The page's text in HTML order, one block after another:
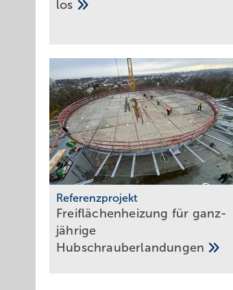
los
Referenzprojekt
Freiflächenheizung für ganz­
jäh­rige
Hub­schrau­ber­lan­dun­gen